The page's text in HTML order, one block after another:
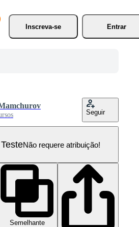
Inscreva-se
Entrar
Seguir
Não requere atribuição!
Semelhante